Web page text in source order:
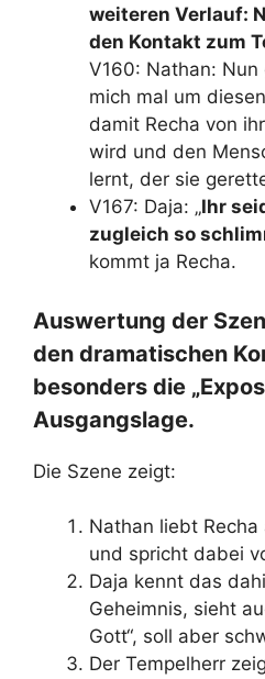
weiteren Verlauf:
den Kontakt zum
V160: Nathan:
mich mal um
damit Recha von
wird und den
lernt, der sie
V167: Daja: „Ihr
zugleich so
kommt ja Recha.
Auswertung der
den dramatischen
besonders die
Ausgangslage.
Die Szene zeigt:
Nathan liebt
und spricht dabei
Daja kennt das
Geheimnis, sieht
Gott“, soll aber
Der Tempelherr